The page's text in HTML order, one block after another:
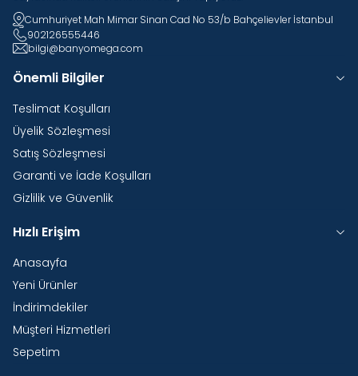
Cumhuriyet Mah Mimar Sinan Cad No 53/b Bahçelievler İstanbul
902126555446
bilgi@banyomega.com
Önemli Bilgiler
Teslimat Koşulları
Üyelik Sözleşmesi
Satış Sözleşmesi
Garanti ve İade Koşulları
Gizlilik ve Güvenlik
Hızlı Erişim
Anasayfa
Yeni Ürünler
İndirimdekiler
Müşteri Hizmetleri
Sepetim